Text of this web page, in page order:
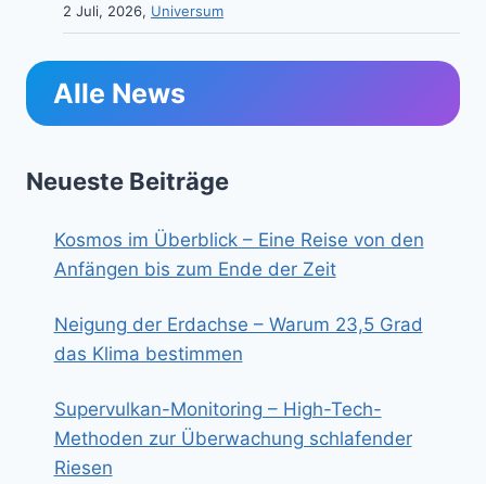
2 Juli, 2026, Universum
Alle News
Neueste Beiträge
Kosmos im Überblick – Eine Reise von den
Anfängen bis zum Ende der Zeit
Neigung der Erdachse – Warum 23,5 Grad
das Klima bestimmen
Supervulkan-Monitoring – High-Tech-
Methoden zur Überwachung schlafender
Riesen